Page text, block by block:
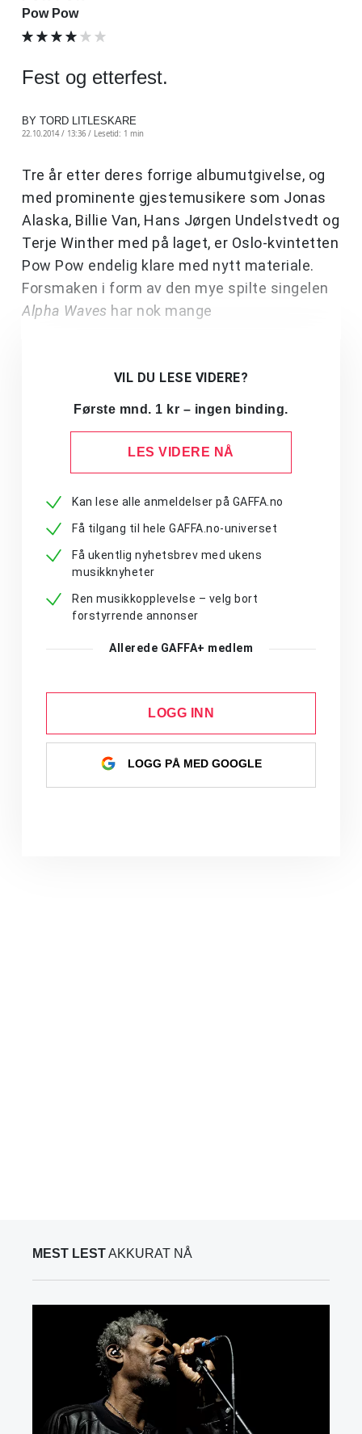
Pow Pow
Fest og etterfest.
BY TORD LITLESKARE
22.10.2014 / 13:36 / Lesetid: 1 min
Tre år etter deres forrige albumutgivelse, og
med prominente gjestemusikere som Jonas
Alaska, Billie Van, Hans Jørgen Undelstvedt og
Terje Winther med på laget, er Oslo-kvintetten
Pow Pow endelig klare med nytt materiale.
Forsmaken i form av den mye spilte singelen
Alpha Waves har nok mange
VIL DU LESE VIDERE?
Første mnd. 1 kr – ingen binding.
LES VIDERE NÅ
Kan lese alle anmeldelser på GAFFA.no
Få tilgang til hele GAFFA.no-universet
Få ukentlig nyhetsbrev med ukens
musikknyheter
Ren musikkopplevelse – velg bort
forstyrrende annonser
Allerede GAFFA+ medlem
LOGG INN
LOGG PÅ MED GOOGLE
MEST LESTAKKURAT NÅ